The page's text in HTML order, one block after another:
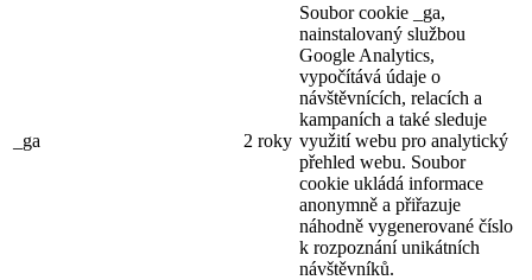
_ga 2 roky
Soubor cookie _ga,
nainstalovaný službou
Google Analytics,
vypočítává údaje o
návštěvnících, relacích a
kampaních a také sleduje
využití webu pro analytický
přehled webu. Soubor
cookie ukládá informace
anonymně a přiřazuje
náhodně vygenerované číslo
k rozpoznání unikátních
návštěvníků.